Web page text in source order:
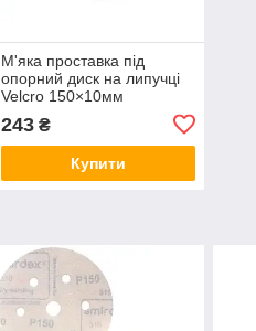
М'яка проставка під
опорний диск на липучці
Velcro 150×10мм
243₴
Купити